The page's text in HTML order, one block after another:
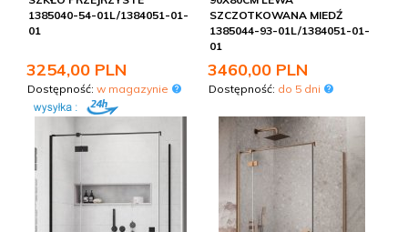
1385040-54-01L/1384051-01-
01
3254,00 PLN
Dostępność: w magazynie
SZCZOTKOWANA MIEDŹ
1385044-93-01L/1384051-01-
01
3460,00 PLN
Dostępność: do 5 dni